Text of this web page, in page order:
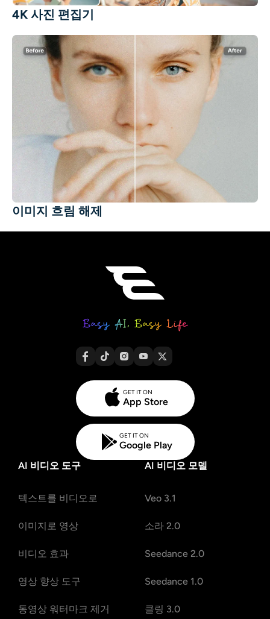
4K 사진 편집기
이미지 흐림 해제
GET IT ON
App Store
GET IT ON
Google Play
AI 비디오 도구
텍스트를 비디오로
이미지로 영상
비디오 효과
영상 향상 도구
동영상 워터마크 제거
AI 비디오 모델
Veo 3.1
소라 2.0
Seedance 2.0
Seedance 1.0
클링 3.0